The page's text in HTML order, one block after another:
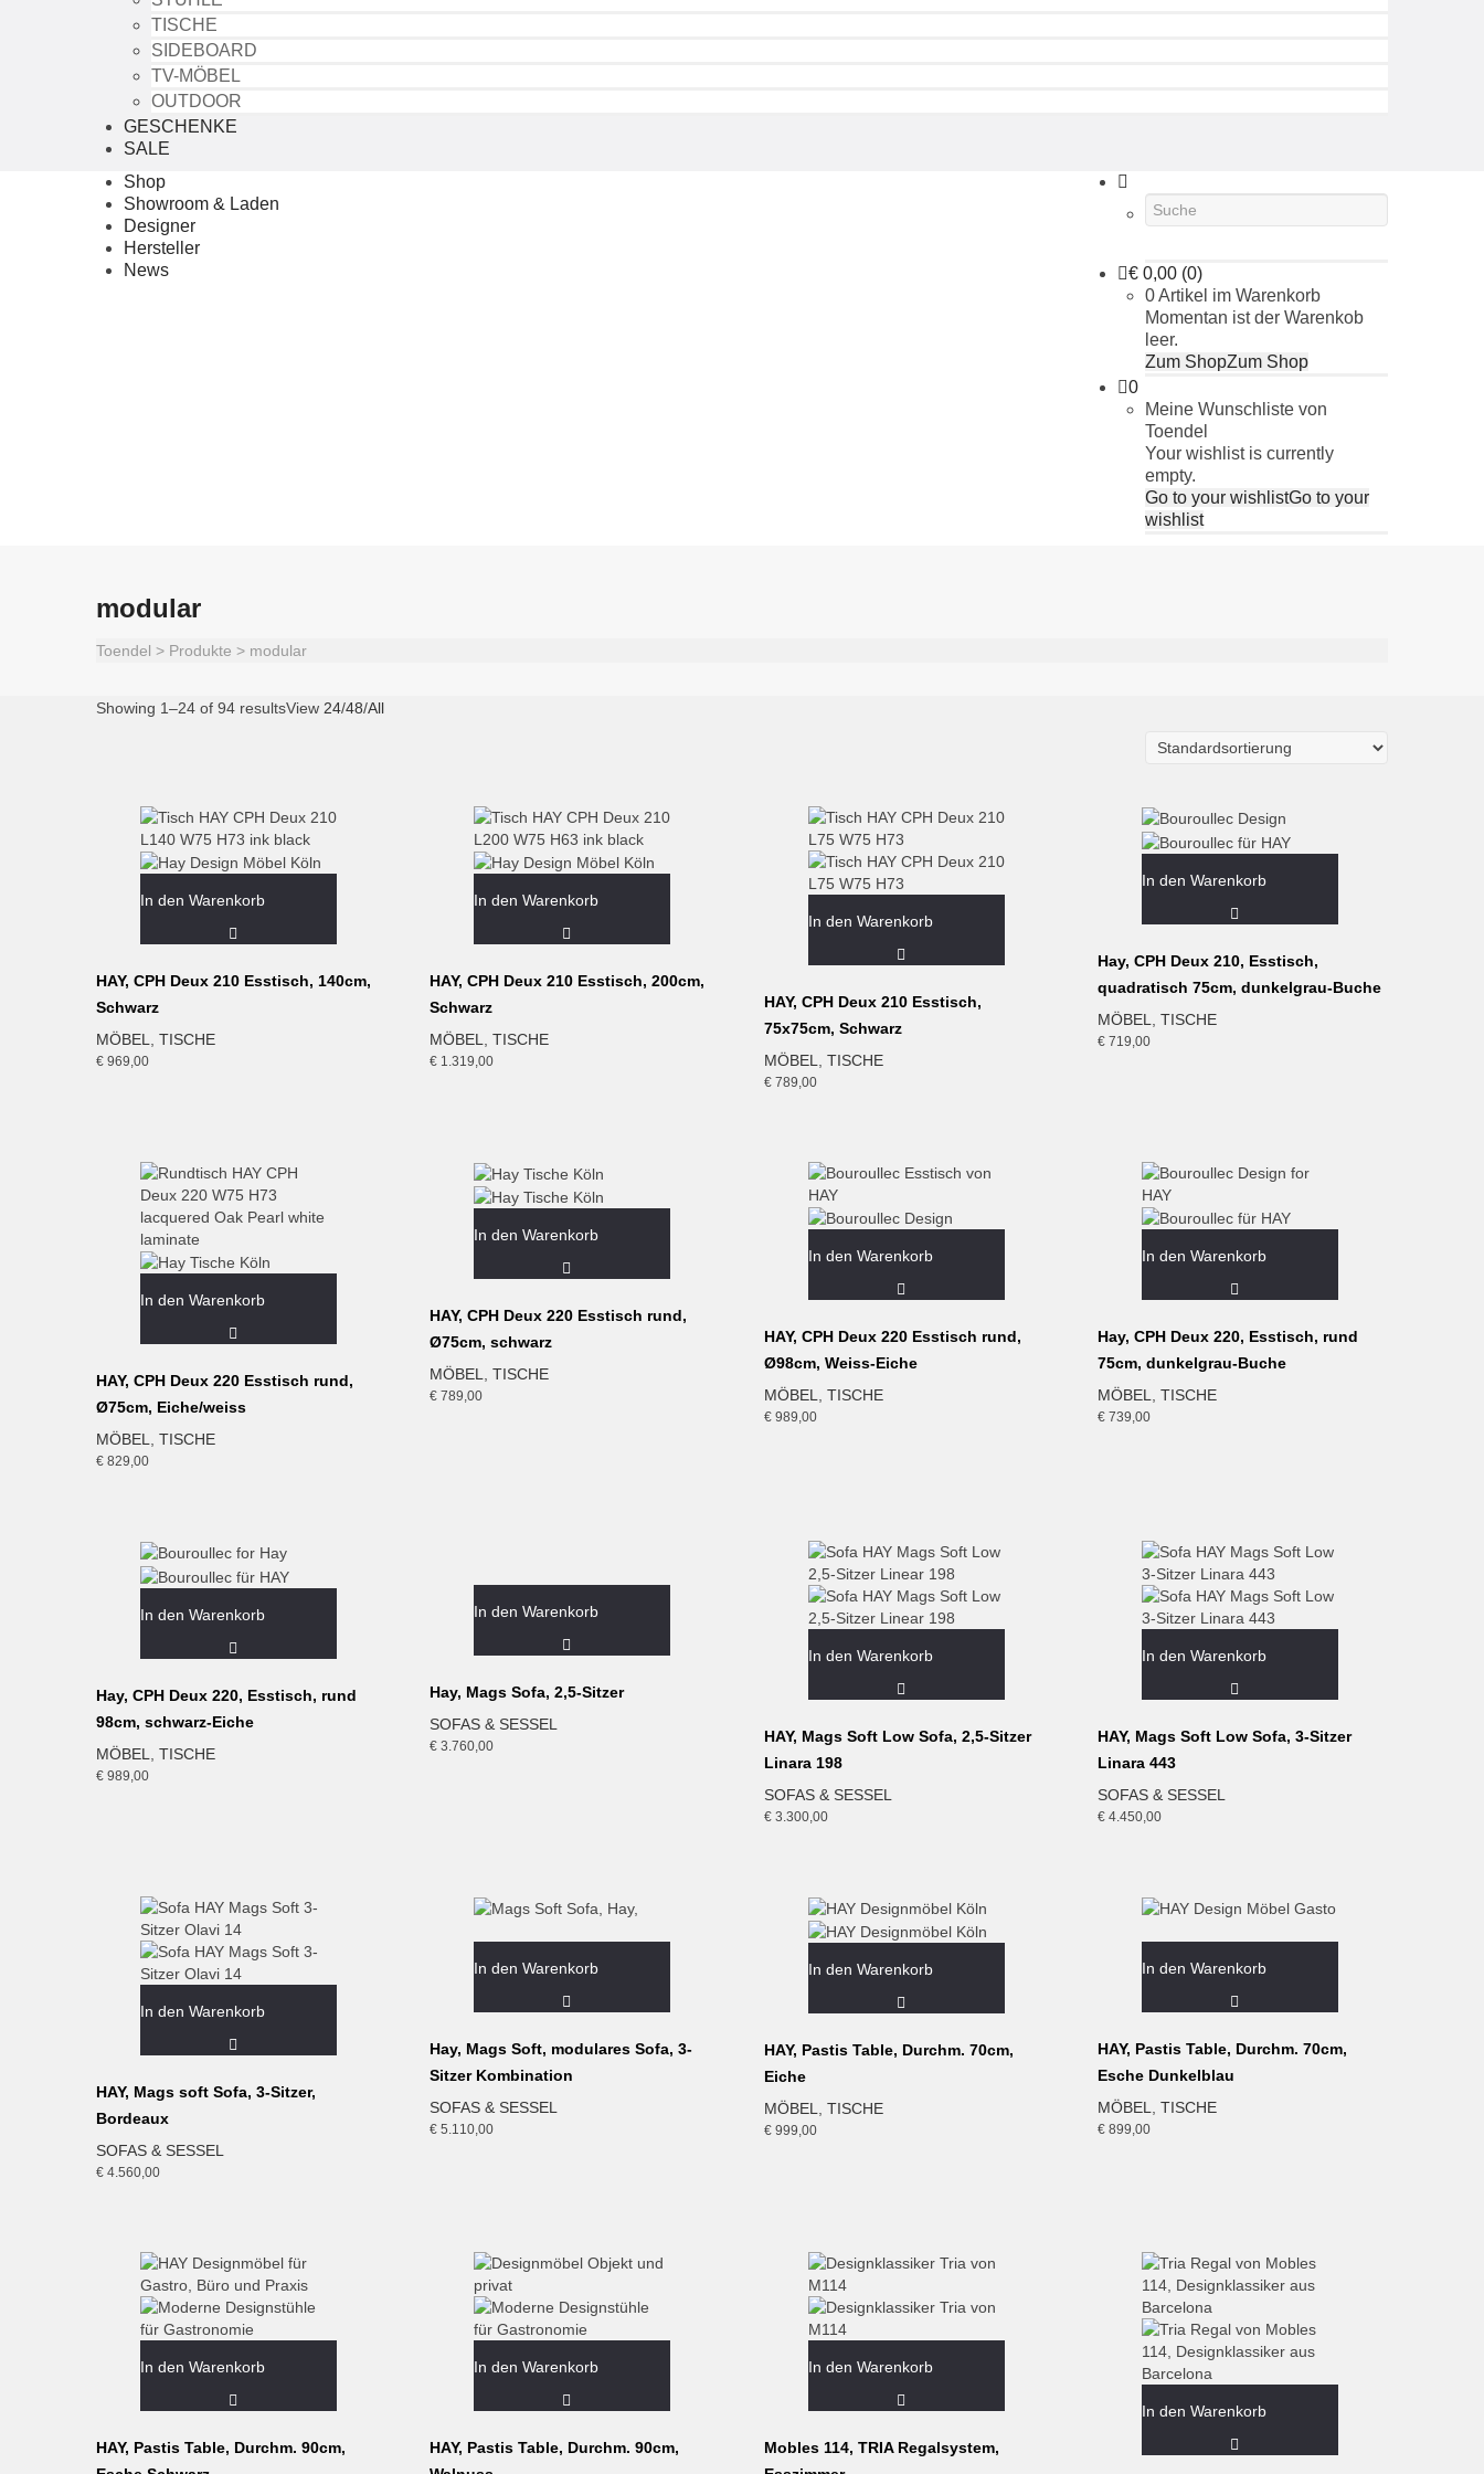
TISCHE
SIDEBOARD
TV-MÖBEL
OUTDOOR
GESCHENKE
SALE
Shop
Showroom & Laden
Designer
Hersteller
News
€ 0,00 (0)
0 Artikel im Warenkorb
Momentan ist der Warenkob
leer.
Zum ShopZum Shop
0
Meine Wunschliste von
Toendel
Your wishlist is currently
empty.
Go to your wishlistGo to your
wishlist
modular
Toendel > Produkte > modular
Showing 1–24 of 94 resultsView 24/48/All
In den Warenkorb
HAY, CPH Deux 210 Esstisch, 140cm,
Schwarz
MÖBEL, TISCHE
€ 969,00
In den Warenkorb
HAY, CPH Deux 210 Esstisch, 200cm,
Schwarz
MÖBEL,TISCHE
€ 1.319,00
In den Warenkorb
HAY, CPH Deux 210 Esstisch,
75x75cm, Schwarz
MÖBEL
TISCHE
€789,00
In den Warenkorb
Hay, CPH Deux 210, Esstisch,
quadratisch 75cm, dunkelgrau-Buche
MÖBEL
,TISCHE
€ 719,00
In den Warenkorb
HAY, CPH Deux 220 Esstisch rund,
Ø75cm, Eiche/weiss
MÖBEL
TISCHE
€ 829,00
In den Warenkorb
HAY, CPH Deux 220 Esstisch rund,
Ø75cm, schwarz
MÖBEL,TISCHE
€ 789,00
In den Warenkorb
HAY, CPH Deux 220 Esstisch rund,
Ø98cm, Weiss-Eiche
MÖBEL
TISCHE
€989,00
In den Warenkorb
Hay, CPH Deux 220, Esstisch, rund
75cm, dunkelgrau-Buche
MÖBEL
,TISCHE
€ 739,00
In den Warenkorb
Hay, CPH Deux 220, Esstisch, rund
98cm, schwarz-Eiche
MÖBEL
TISCHE
€ 989,00
In den Warenkorb
Hay, Mags Sofa, 2,5-Sitzer
SOFAS & SESSEL
€ 3.760,00
In den Warenkorb
HAY, Mags Soft Low Sofa, 2,5-Sitzer
Linara 198
SOFAS & SESSEL
€3.300,00
In den Warenkorb
HAY, Mags Soft Low Sofa, 3-Sitzer
Linara 443
SOFAS & SESSEL
€ 4.450,00
In den Warenkorb
HAY, Mags soft Sofa, 3-Sitzer,
Bordeaux
SOFAS & SESSEL
€ 4.560,00
In den Warenkorb
Hay, Mags Soft, modulares Sofa, 3-
Sitzer Kombination
SOFAS & SESSEL
€ 5.110,00
In den Warenkorb
HAY, Pastis Table, Durchm. 70cm,
Eiche
MÖBEL, TISCHE
€999,00
In den Warenkorb
HAY, Pastis Table, Durchm. 70cm,
Esche Dunkelblau
MÖBEL
,TISCHE
€ 899,00
In den Warenkorb
HAY, Pastis Table, Durchm. 90cm,
In den Warenkorb
HAY, Pastis Table, Durchm. 90cm,
In den Warenkorb
Mobles 114, TRIA Regalsystem,
In den Warenkorb